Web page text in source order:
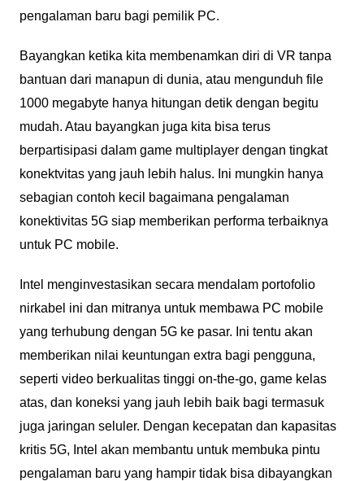
pengalaman baru bagi pemilik PC.
Bayangkan ketika kita membenamkan diri di VR tanpa
bantuan dari manapun di dunia, atau mengunduh file
1000 megabyte hanya hitungan detik dengan begitu
mudah. Atau bayangkan juga kita bisa terus
berpartisipasi dalam game multiplayer dengan tingkat
konektvitas yang jauh lebih halus. Ini mungkin hanya
sebagian contoh kecil bagaimana pengalaman
konektivitas 5G siap memberikan performa terbaiknya
untuk PC mobile.
Intel menginvestasikan secara mendalam portofolio
nirkabel ini dan mitranya untuk membawa PC mobile
yang terhubung dengan 5G ke pasar. Ini tentu akan
memberikan nilai keuntungan extra bagi pengguna,
seperti video berkualitas tinggi on-the-go, game kelas
atas, dan koneksi yang jauh lebih baik bagi termasuk
juga jaringan seluler. Dengan kecepatan dan kapasitas
kritis 5G, Intel akan membantu untuk membuka pintu
pengalaman baru yang hampir tidak bisa dibayangkan